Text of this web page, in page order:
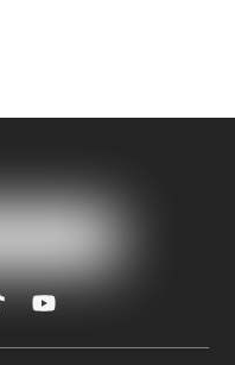
Icon